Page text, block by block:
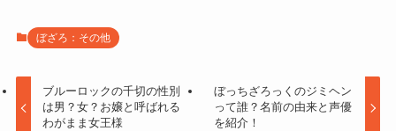
ぼざろ：その他
ブルーロックの千切の性別
は男？女？お嬢と呼ばれる
わがまま女王様
ぼっちざろっくのジミヘン
って誰？名前の由来と声優
を紹介！